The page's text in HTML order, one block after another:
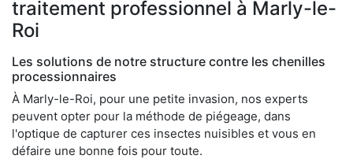
traitement professionnel à Marly-le-
Roi
Les solutions de notre structure contre les chenilles
processionnaires
À Marly-le-Roi, pour une petite invasion, nos experts
peuvent opter pour la méthode de piégeage, dans
l'optique de capturer ces insectes nuisibles et vous en
défaire une bonne fois pour toute.